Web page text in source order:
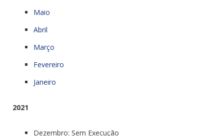
Maio
Abril
Março
Fevereiro
Janeiro
2021
Dezembro: Sem Execução